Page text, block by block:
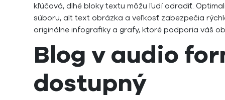
kľúčová, dlhé bloky textu môžu ľudí odradiť.
súboru, alt text obrázka a veľkosť zabezpečia
originálne infografiky a grafy, ktoré podporia váš
Blog v audio
dostupný